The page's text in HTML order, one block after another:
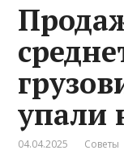
упали
04.04.2025 Советы